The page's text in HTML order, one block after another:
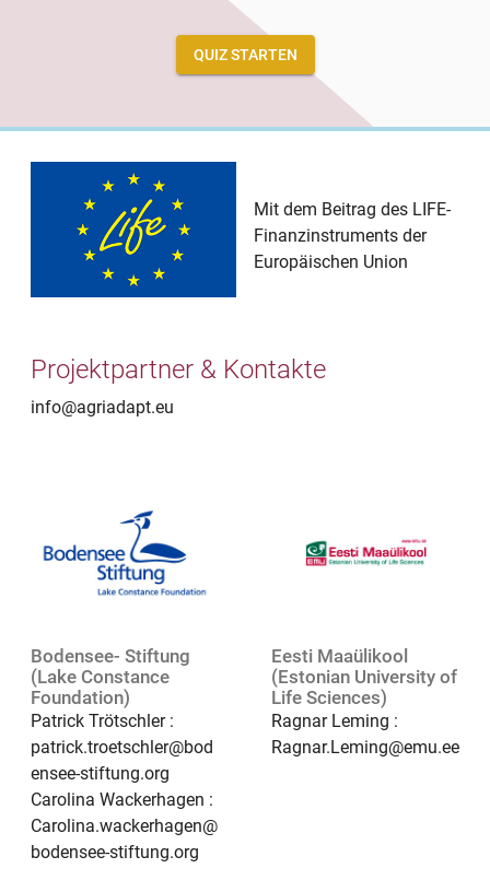
QUIZ STARTEN
Mit dem Beitrag des LIFE-
Finanzinstruments der
Europäischen Union
Projektpartner & Kontakte
info@agriadapt.eu
Bodensee- Stiftung
(Lake Constance
Foundation)
Patrick Trötschler :
patrick.troetschler@bod
ensee-stiftung.org
Carolina Wackerhagen :
Carolina.wackerhagen@
bodensee-stiftung.org
Eesti Maaülikool
(Estonian University of
Life Sciences)
Ragnar Leming :
Ragnar.Leming@emu.ee